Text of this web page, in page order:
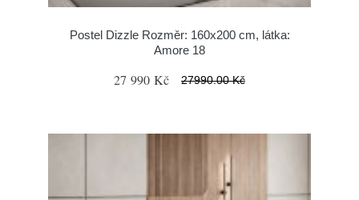
Postel Dizzle Rozměr: 160x200 cm, látka:
Amore 18
27 990 Kč 27990.00 Kč